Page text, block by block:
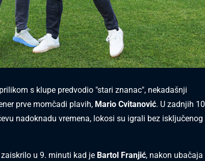
s klupe predvodio "stari znanac", nekadašnji
prve momčadi plavih, Mario Cvitanović. U zadnjih 10
nadoknadu vremena, lokosi su igrali bez isključenog
u 9. minuti kad je Bartol Franjić, nakon ubačaja